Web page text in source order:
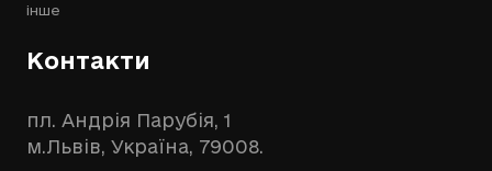
інше
Контакти
пл. Андрія Парубія, 1
м.Львів, Україна, 79008.